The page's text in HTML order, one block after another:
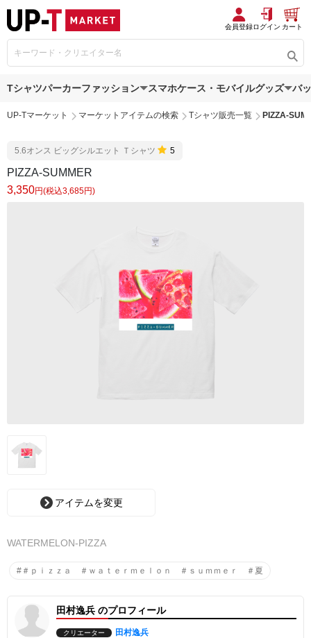
会員登録ログイン カート
Tシャツパーカーファッション スマホケース・モバイルグッズ バ
UP-Tマーケット マーケットアイテムの検索 Tシャツ販売一覧 PIZZA-
5.6オンス ビッグシルエット Ｔシャツ 5
PIZZA-SUMMER
3,350円(税込3,685円)
アイテムを変更
WATERMELON-PIZZA
#＃ｐｉｚｚａ ＃ｗａｔｅｒｍｅｌｏｎ ＃ｓｕｍｍｅｒ ＃夏
田村逸兵 のプロフィール
クリエーター 田村逸兵